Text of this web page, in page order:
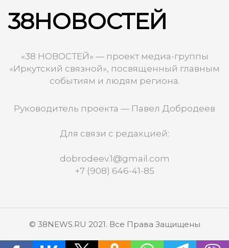
38НОВОСТЕЙ
«38 НОВОСТЕЙ» — проект медиа-группы
«Иркутский связной», посвященный главным
событиям и людям региона.
Руководитель проекта — Павел Добродеев
Для связи с редакцией:
dobrodeev.1@gmail.com
+7 (908) 646-41-85
© 38NEWS.RU 2021. Все Права Защищены